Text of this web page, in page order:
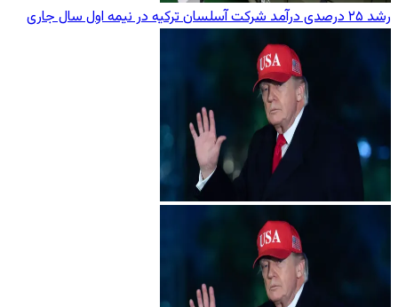
رشد ۲۵ درصدی درآمد شرکت آسلسان ترکیه در نیمه اول سال جاری